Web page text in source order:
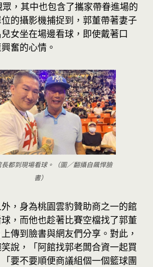
，其中也包含了攜家帶眷進場的
的攝影機捕捉到，郭董帶著妻子
女坐在場邊看球，即使戴著口
奮的心情。
都到現場看球。（圖／翻攝自飆悍臉
書）
，身為桃園雲豹贊助商之一的館
，而他也趁著比賽空檔找了郭董
傳到臉書與網友們分享。對此，
說，「阿館找郭老闆合資一起買
要不要順便商議組個一個籃球團